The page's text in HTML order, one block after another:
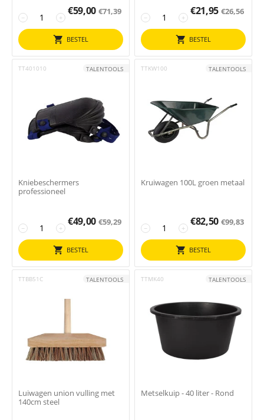
+
−
€59,00 €71,39
BESTEL
+
−
€21,95 €26,56
BESTEL
TT401010 TALENTOOLS
Kniebeschermers
professioneel
+
−
€49,00 €59,29
BESTEL
TTKW100 TALENTOOLS
Kruiwagen 100L groen metaal
+
−
€82,50 €99,83
BESTEL
TTBB51C TALENTOOLS
Luiwagen union vulling met
140cm steel
TTMK40 TALENTOOLS
Metselkuip - 40 liter - Rond